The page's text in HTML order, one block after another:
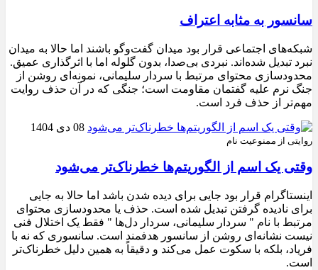
سانسور به مثابه اعتراف
شبکه‌های اجتماعی قرار بود میدان گفت‌وگو باشند اما حالا به میدان
نبرد تبدیل شده‌اند. نبردی بی‌صدا، بدون گلوله اما با اثرگذاری عمیق.
محدودسازی محتوای مرتبط با سردار سلیمانی، نمونه‌ای روشن از
جنگ نرم علیه گفتمان مقاومت است؛ جنگی که در آن حذف روایت
مهم‌تر از حذف فرد است.
08 دی 1404
روایتی از ممنوعیت نام
وقتی یک اسم از الگوریتم‌ها خطرناک‌تر می‌شود
اینستاگرام قرار بود جایی برای دیده شدن باشد اما حالا به جایی
برای نادیده گرفتن تبدیل شده است. حذف یا محدودسازی محتوای
مرتبط با نام " سردار سلیمانی، سردار دل‌ها " فقط یک اختلال فنی
نیست نشانه‌ای روشن از سانسور هدفمند است. سانسوری که نه با
فریاد، بلکه با سکوت عمل می‌کند و دقیقاً به همین دلیل خطرناک‌تر
است.